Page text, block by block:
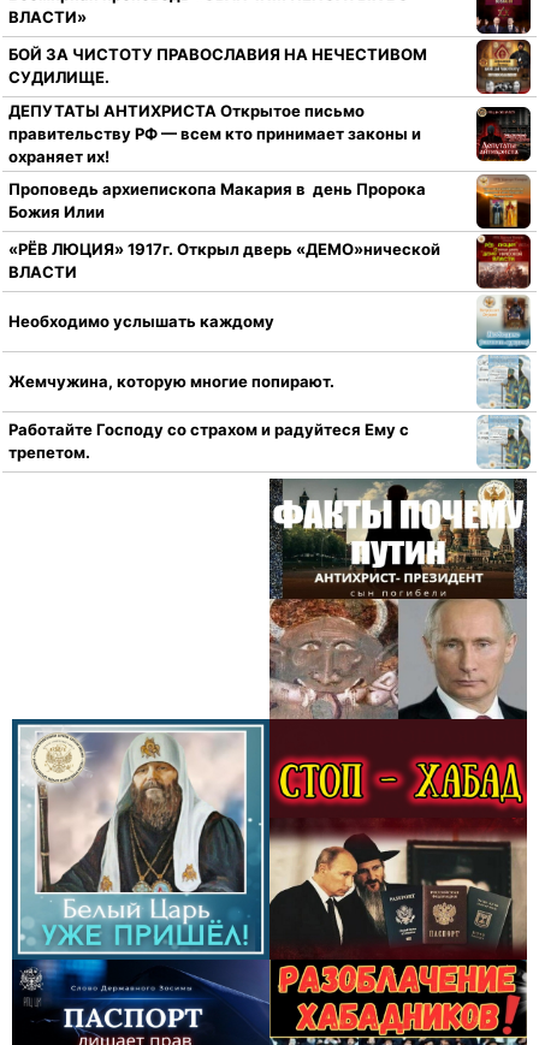
ВЛАСТИ»
БОЙ ЗА ЧИСТОТУ ПРАВОСЛАВИЯ НА НЕЧЕСТИВОМ
СУДИЛИЩЕ.
ДЕПУТАТЫ АНТИХРИСТА Открытое письмо
правительству РФ — всем кто принимает законы и
охраняет их!
Проповедь архиепископа Макария в день Пророка
Божия Илии
«РЁВ ЛЮЦИЯ» 1917г. Открыл дверь «ДЕМО»нической
ВЛАСТИ
Необходимо услышать каждому
Жемчужина, которую многие попирают.
Работайте Господу со страхом и радуйтеся Ему с
трепетом.